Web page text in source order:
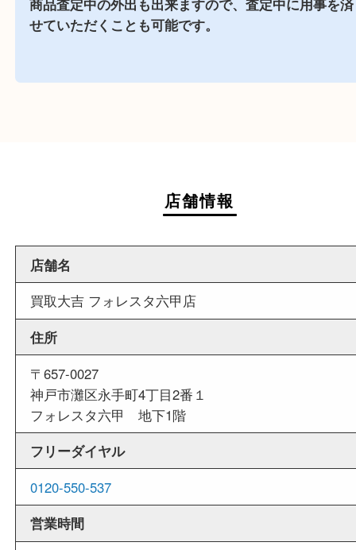
フォレスタ六甲内に店舗がございますので、査定
週末も営業中
いお客様にもご利用やすい買取専門店です。
外出ＯＫ
商品査定中の外出も出来ますので、査定中に用事
せていただくことも可能です。